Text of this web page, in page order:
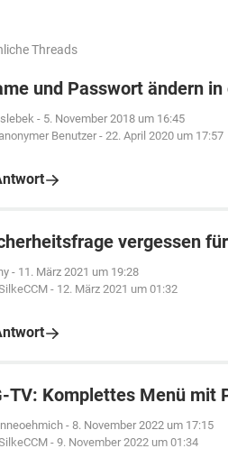
Threads
und Passwort ändern
- 5. November 2018 um 16:45
Benutzer- 22. April 2020 um 17:57
vergessen
- 11. März 2021 um 19:28
- 12. März 2021 um 01:32
TV: Komplettes Menü mit
- 8. November 2022 um 17:15
- 9. November 2022 um 01:34